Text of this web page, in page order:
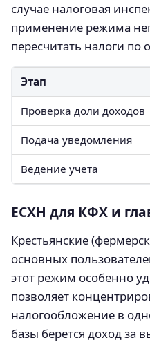
случае налоговая
применение режима
пересчитать налоги по
Этап
Проверка доли доходов
Подача уведомления
Ведение учета
ЕСХН для КФХ и
Крестьянские
основных
этот режим особенно
позволяет
налогообложение в
базы берется доход за